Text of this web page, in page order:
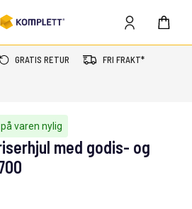
GRATIS RETUR FRI FRAKT*
varen nylig
med godis- og